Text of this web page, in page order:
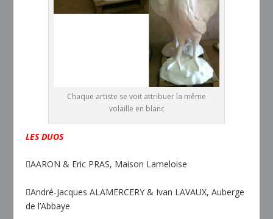
Chaque artiste se voit attribuer la même
volaille en blanc
LES DUOS
AARON & Eric PRAS, Maison Lameloise
André-Jacques ALAMERCERY & Ivan LAVAUX, Auberge
de l’Abbaye